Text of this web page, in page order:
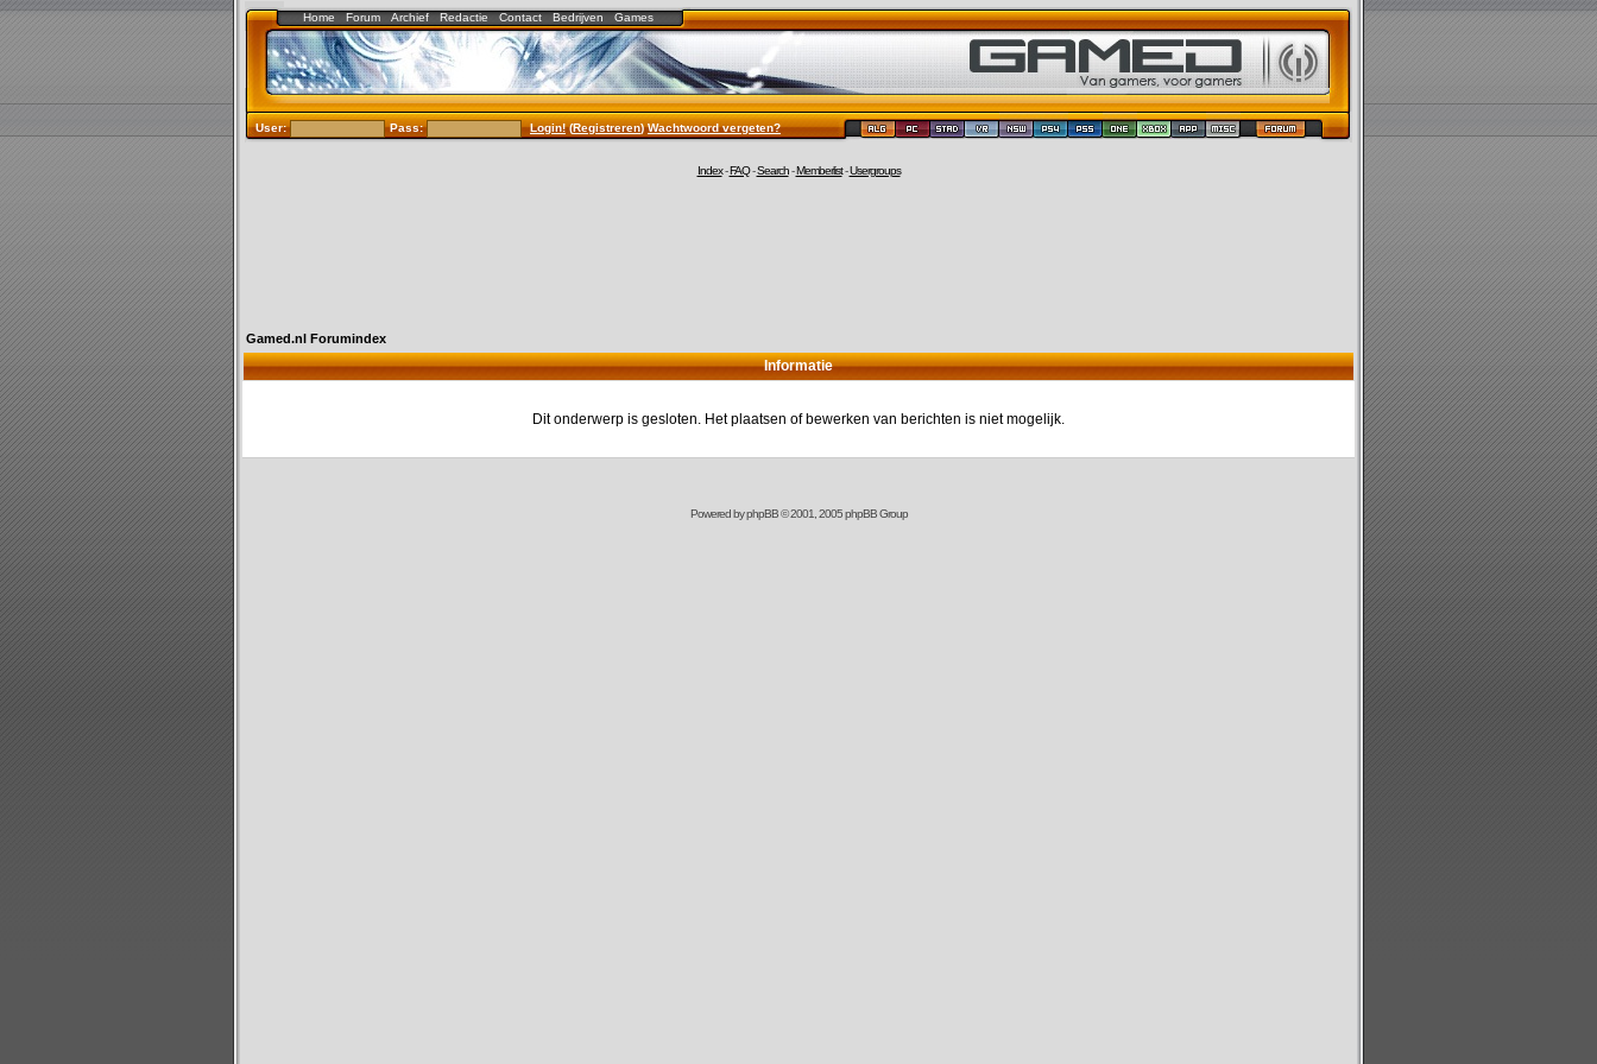
Home Forum Archief Redactie Contact Bedrijven Games
User: Pass: Login!(Registreren)Wachtwoord vergeten?
Index-FAQ-Search-Memberlist-Usergroups
Gamed.nl Forumindex
Informatie
Dit onderwerp is gesloten. Het plaatsen of bewerken van berichten is niet mogelijk.
Powered byphpBB© 2001, 2005 phpBB Group